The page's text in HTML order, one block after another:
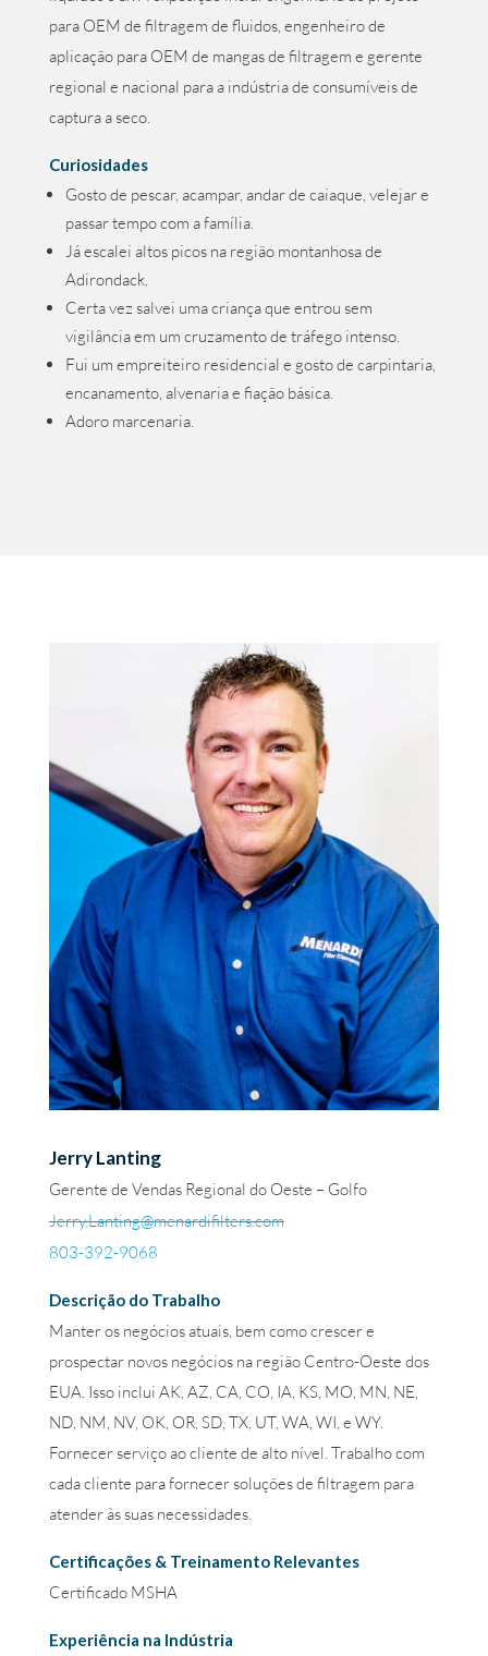
para OEM de filtragem de fluidos, engenheiro de
aplicação para OEM de mangas de filtragem e gerente
regional e nacional para a indústria de consumíveis de
captura a seco.
Curiosidades
Gosto de pescar, acampar, andar de caiaque, velejar e
passar tempo com a família.
Já escalei altos picos na região montanhosa de
Adirondack.
Certa vez salvei uma criança que entrou sem
vigilância em um cruzamento de tráfego intenso.
Fui um empreiteiro residencial e gosto de carpintaria,
encanamento, alvenaria e fiação básica.
Adoro marcenaria.
Jerry Lanting
Gerente de Vendas Regional do Oeste – Golfo
Jerry.Lanting@menardifilters.com
803-392-9068
Descrição do Trabalho
Manter os negócios atuais, bem como crescer e
prospectar novos negócios na região Centro-Oeste dos
EUA. Isso inclui AK, AZ, CA, CO, IA, KS, MO, MN, NE,
ND, NM, NV, OK, OR, SD, TX, UT, WA, WI, e WY.
Fornecer serviço ao cliente de alto nível. Trabalho com
cada cliente para fornecer soluções de filtragem para
atender às suas necessidades.
Certificações & Treinamento Relevantes
Certificado MSHA
Experiência na Indústria